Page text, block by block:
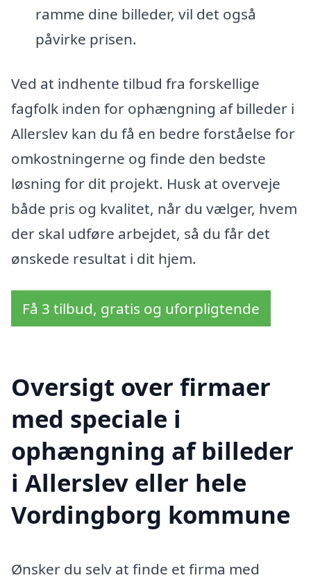
ramme dine billeder, vil det også
påvirke prisen.
Ved at indhente tilbud fra forskellige
fagfolk inden for ophængning af billeder i
Allerslev kan du få en bedre forståelse for
omkostningerne og finde den bedste
løsning for dit projekt. Husk at overveje
både pris og kvalitet, når du vælger, hvem
der skal udføre arbejdet, så du får det
ønskede resultat i dit hjem.
Få 3 tilbud, gratis og uforpligtende
Oversigt over firmaer
med speciale i
ophængning af billeder
i Allerslev eller hele
Vordingborg kommune
Ønsker du selv at finde et firma med